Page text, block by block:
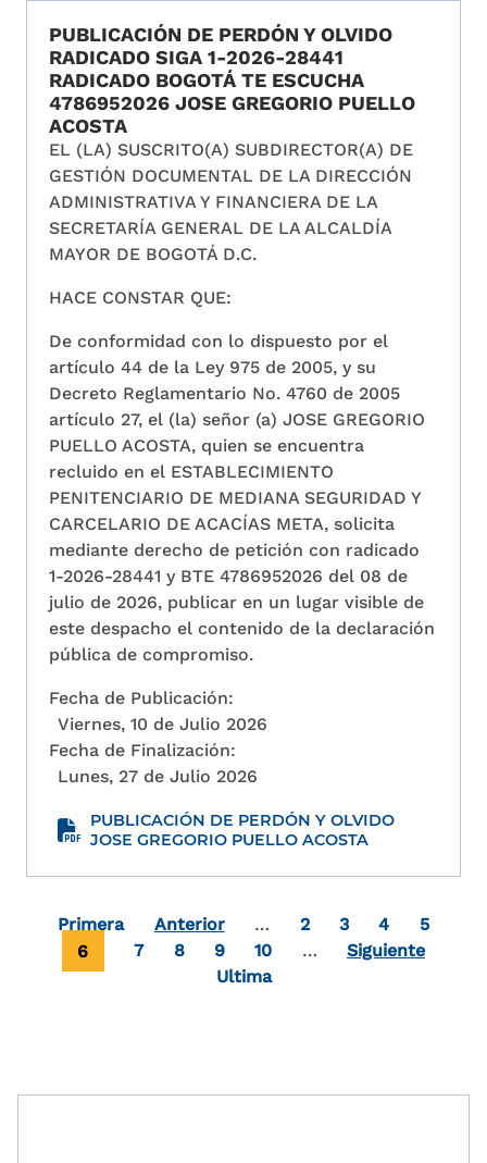
PUBLICACIÓN DE PERDÓN Y OLVIDO
RADICADO SIGA 1-2026-28441
RADICADO BOGOTÁ TE ESCUCHA
4786952026 JOSE GREGORIO PUELLO
ACOSTA
EL (LA) SUSCRITO(A) SUBDIRECTOR(A) DE
GESTIÓN DOCUMENTAL DE LA DIRECCIÓN
ADMINISTRATIVA Y FINANCIERA DE LA
SECRETARÍA GENERAL DE LA ALCALDÍA
MAYOR DE BOGOTÁ D.C.
HACE CONSTAR QUE:
De conformidad con lo dispuesto por el
artículo 44 de la Ley 975 de 2005, y su
Decreto Reglamentario No. 4760 de 2005
artículo 27, el (la) señor (a) JOSE GREGORIO
PUELLO ACOSTA, quien se encuentra
recluido en el ESTABLECIMIENTO
PENITENCIARIO DE MEDIANA SEGURIDAD Y
CARCELARIO DE ACACÍAS META, solicita
mediante derecho de petición con radicado
1-2026-28441 y BTE 4786952026 del 08 de
julio de 2026, publicar en un lugar visible de
este despacho el contenido de la declaración
pública de compromiso.
Fecha de Publicación:
Viernes, 10 de Julio 2026
Fecha de Finalización:
Lunes, 27 de Julio 2026
PUBLICACIÓN DE PERDÓN Y OLVIDO
JOSE GREGORIO PUELLO ACOSTA
Paginación
Primera página
Primera Anterior … Page
2 Page
3 Page
4 Page
5
Página actual
6 Page
7 Page
8 Page
9 Page
10 …
Siguiente
Última página
Ultima